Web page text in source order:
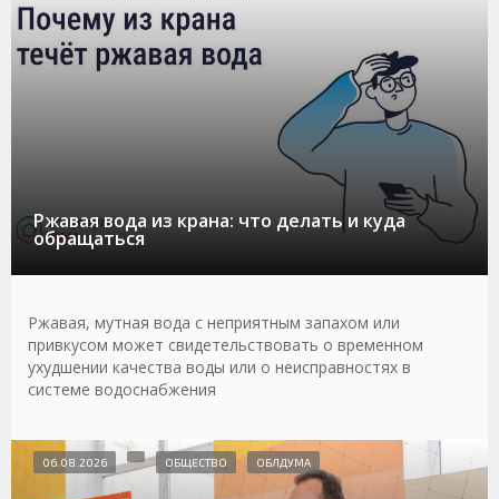
Ржавая вода из крана: что делать и куда
обращаться
Ржавая, мутная вода с неприятным запахом или
привкусом может свидетельствовать о временном
ухудшении качества воды или о неисправностях в
системе водоснабжения
06.08.2026 ОБЩЕСТВО ОБЛДУМА